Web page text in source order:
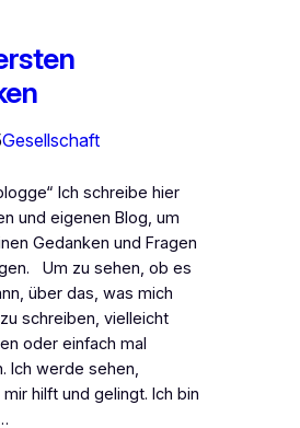
Gesellschaft
Ich schreibe hier
und eigenen Blog, um
Gedanken und Fragen
Um zu sehen, ob es
über das, was mich
schreiben, vielleicht
oder einfach mal
Ich werde sehen,
hilft und gelingt. Ich bin